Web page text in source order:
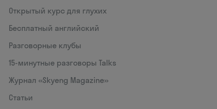
Открытый курс для глухих
Бесплатный английский
Разговорные клубы
15‑минутные разговоры Talks
Журнал «Skyeng Magazine»
Статьи